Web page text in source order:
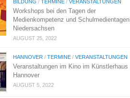
BILDUNG /TERMINE /VERANSTALTUNGEN
Workshops bei den Tagen der
Medienkompetenz und Schulmedientagen
Niedersachsen
AUGUST 25, 2022
HANNOVER /TERMINE /VERANSTALTUNGEN
Veranstaltungen im Kino im Künstlerhaus
Hannover
AUGUST 5, 2022